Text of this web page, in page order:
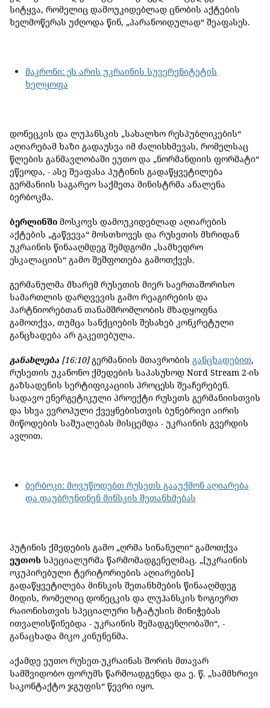
სიტყვა, რომელიც დამოუკიდებლად ცნობის აქტების
ხელმოწერას უძღოდა წინ, „პარანოიდულად“ შეაფასეს.
მაკრონი: ეს არის უკრაინის სუვერენიტეტის
ხელყოფა
დონეცკის და ლუჰანსკის „სახალხო რესპუბლიკების“
აღიარებამ ხაზი გადაუსვა იმ ძალისხმევას, რომელსაც
წლების განმავლობაში ეუთო და „ნორმანდიის ფორმატი“
ეწეოდა, - ასე შეაფასა პუტინის გადაწყვეტილება
გერმანიის საგარეო საქმეთა მინისტრმა ანალენა
ბერბოკმა.
ბერლინში მოსკოვს დამოუკიდებლად აღიარების
აქტების „გაწვევა“ მოსთხოვეს და რუსეთის მხრიდან
უკრაინის წინააღმდეგ შემდგომი „სამხედრო
ესკალაციის“ გამო შეშფოთება გამოთქვეს.
გერმანულმა მხარემ რუსეთის მიერ საერთაშორისო
სამართლის დარღვევის გამო რეაგირების და
პარტნიორებთან თანამშრომლობის მზადყოფნა
გამოთქვა, თუმცა სანქციების შესახებ კონკრეტული
განცხადება არ გაკეთებულა.
განახლება [16:10]გერმანიის მთავრობის განცხადებით,
რუსეთის უკანონო ქმედების საპასუხოდ Nord Stream 2-ის
გაზსადენის სერტიფიკაციის პროცესს შეაჩერებენ.
სადავო ენერგეტიკული პროექტი რუსეთს გერმანიისთვის
და სხვა ევროპული ქვეყნებისთვის ბუნებრივი აირის
მიწოდების საშუალებას მისცემდა - უკრაინის გვერდის
ავლით.
ბერბოკი: მოვუწოდებთ რუსეთს გააუქმონ აღიარება
და დაუბრუნდნენ მინსკის შეთანხმებას
პუტინის ქმედების გამო „ღრმა სინანული“ გამოთქვა
ეუთოს სპეციალურმა წარმომადგენელმაც. „[უკრაინის
ოკუპირებული ტერიტორიების აღიარების]
გადაწყვეტილება მინსკის შეთანხმების წინააღმდეგ
მიდის, რომელიც დონეცკის და ლუჰანსკის ზოგიერთ
რაიონისთვის სპეციალური სტატუსის მინიჭებას
ითვალისწინებდა - უკრაინის შემადგენლობაში“, -
განაცხადა მიკო კინუნენმა.
აქამდე ეუთო რუსეთ-უკრაინას შორის მთავარ
სამშვიდობო ფორუმს წარმოადგენდა და ე. წ. „სამმხრივი
საკონტაქტო ჯგუფის“ წევრი იყო.